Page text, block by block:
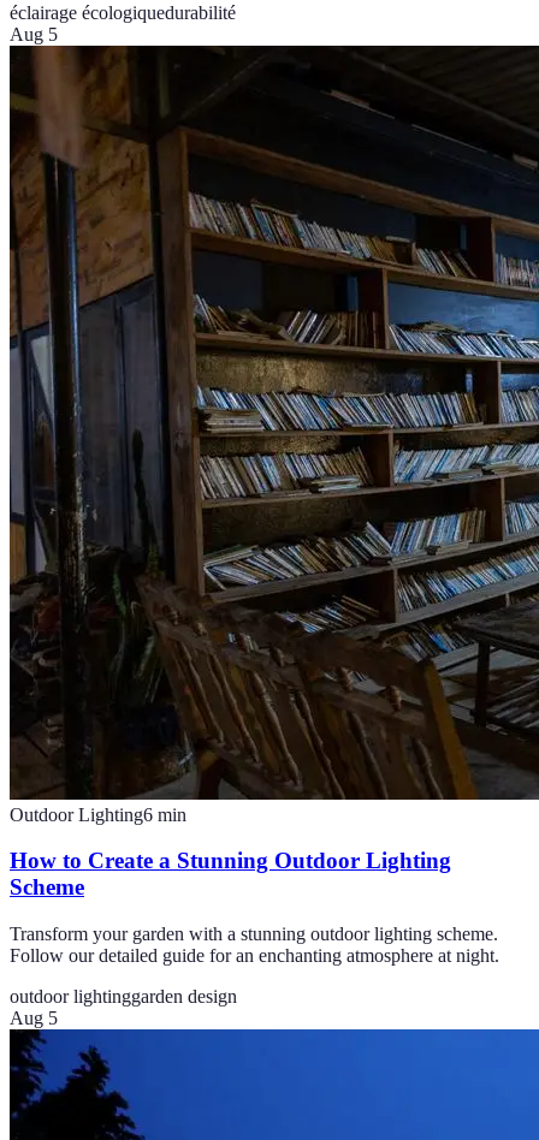
éclairage écologiquedurabilité
Aug 5
Outdoor Lighting6 min
How to Create a Stunning Outdoor Lighting
Scheme
Transform your garden with a stunning outdoor lighting scheme.
Follow our detailed guide for an enchanting atmosphere at night.
outdoor lightinggarden design
Aug 5